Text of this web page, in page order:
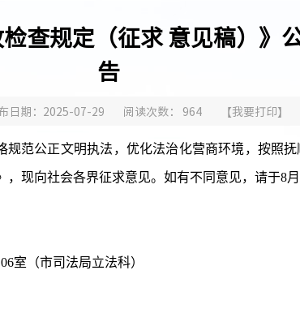
查规定（征求 意见稿）》
告
日期：2025-07-29 阅读次数： 964 【我要打印】
规范公正文明执法， 优化法治化营商环境， 按照
，现向社会各界征求意见。如有不同意见，请于8月
室（市司法局立法科）